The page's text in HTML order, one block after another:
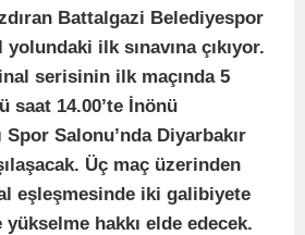
Battalgazi Belediyespor
yolundaki ilk sınavına çıkıyor.
serisinin ilk maçında 5
saat 14.00’te İnönü
Salonu’nda Diyarbakır
Üç maç üzerinden
eşleşmesinde iki galibiyete
hakkı elde edecek.